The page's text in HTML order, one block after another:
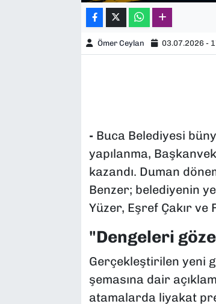
Ömer Ceylan 03.07.2026 -
-Buca Belediyesi
yapılanma,
kazandı. Duman
Benzer; belediyenin
Yüzer, Eşref Çakır
"Dengeleri
Gerçekleştirilen yeni
şemasına dair
atamalarda liyakat